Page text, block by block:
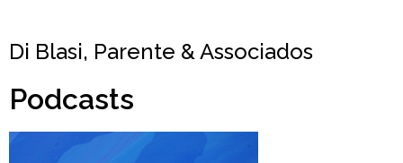
Di Blasi, Parente & Associados
Podcasts